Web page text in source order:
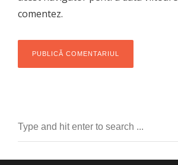
comentez.